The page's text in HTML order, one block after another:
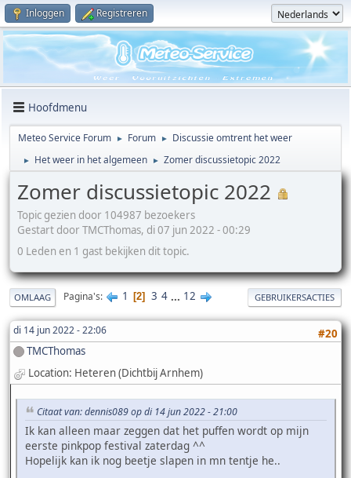
Inloggen Registreren
Hoofdmenu
Meteo Service Forum ► Forum ► Discussie omtrent het weer
► Het weer in het algemeen ► Zomer discussietopic 2022
Zomer discussietopic 2022
Topic gezien door 104987 bezoekers
Gestart door TMCThomas, di 07 jun 2022 - 00:29
0 Leden en 1 gast bekijken dit topic.
OMLAAG Pagina's 1 2 3 4 ... 12 GEBRUIKERSACTIES
di 14 jun 2022 - 22:06
#20
TMCThomas
Location: Heteren (Dichtbij Arnhem)
Citaat van: dennis089 op di 14 jun 2022 - 21:00
Ik kan alleen maar zeggen dat het puffen wordt op mijn
eerste pinkpop festival zaterdag ^^
Hopelijk kan ik nog beetje slapen in mn tentje he..